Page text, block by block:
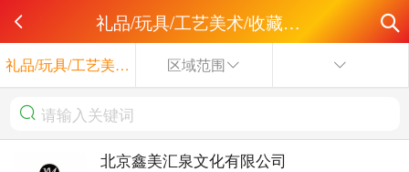
礼品/玩具/工艺美术/收藏品/奢侈品
礼品/玩具/工艺美术/收藏品/奢侈品
区域范围
北京鑫美汇泉文化有限公司